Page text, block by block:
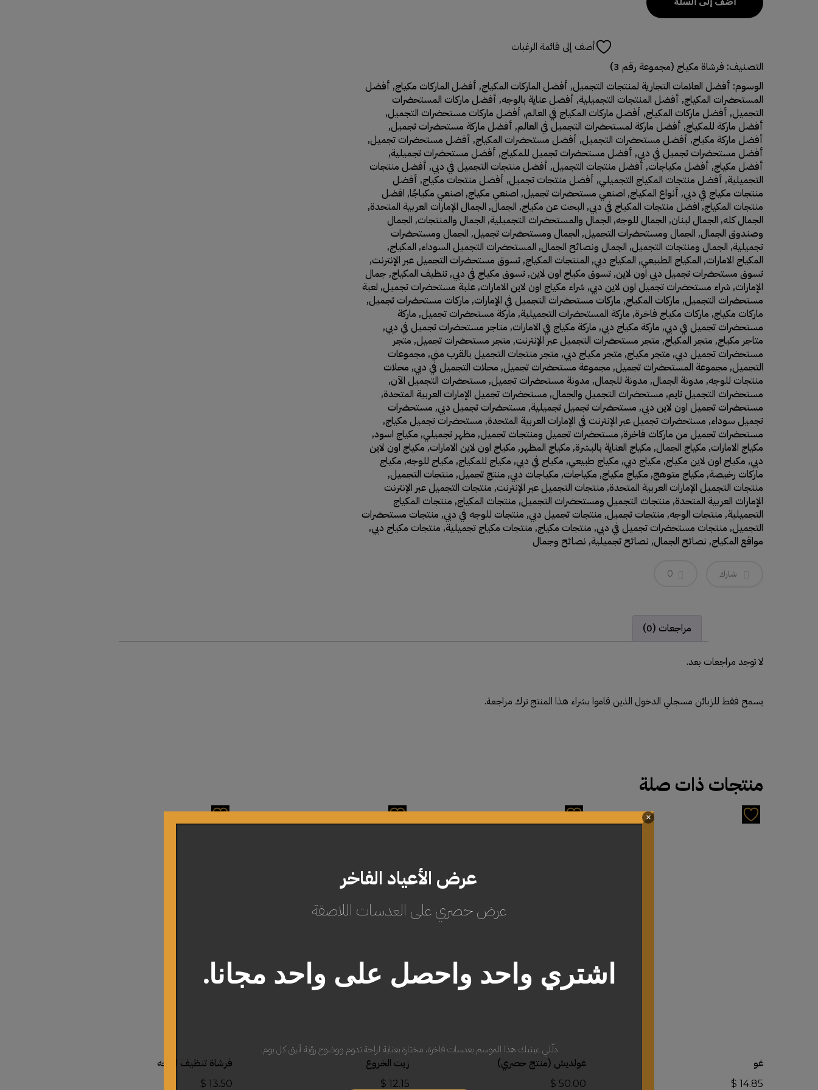
أضف إلى قائمة الرغبات
التصنيف: فرشاة مكياج (مجموعة رقم 3)
الوسوم: أفضل العلامات التجارية لمنتجات التجميل, أفضل الماركات المكياج, أفضل الماركات مكياج, أفضل
المستحضرات المكياج, أفضل المنتجات التجميلية, أفضل عناية بالوجه, أفضل ماركات المستحضرات
التجميل, أفضل ماركات المكياج, أفضل ماركات المكياج في العالم, أفضل ماركات مستحضرات التجميل,
أفضل ماركة للمكياج, أفضل ماركة لمستحضرات التجميل في العالم, أفضل ماركة مستحضرات تجميل,
أفضل ماركة مكياج, أفضل مستحضرات التجميل, أفضل مستحضرات المكياج, أفضل مستحضرات تجميل,
أفضل مستحضرات تجميل في دبي, أفضل مستحضرات تجميل للمكياج, أفضل مستحضرات تجميلية,
أفضل مكياج, أفضل مكياجات, أفضل منتجات التجميل, أفضل منتجات التجميل في دبي, أفضل منتجات
التجميلية, أفضل منتجات المكياج التجميلي, أفضل منتجات تجميل, أفضل منتجات مكياج, أفضل
منتجات مكياج في دبي, أنواع المكياج, اصنعي مستحضرات تجميل, اصنعي مكياج, اصنعي مكياجًا, افضل
منتجات المكياج, افضل منتجات المكياج في دبي, البحث عن مكياج, الجمال, الجمال الإمارات العربية المتحدة,
الجمال كله, الجمال لبنان, الجمال للوجه, الجمال والمستحضرات التجميلية, الجمال والمنتجات, الجمال
وصندوق الجمال, الجمال ومستحضرات التجميل, الجمال ومستحضرات تجميل, الجمال ومستحضرات
تجميلية, الجمال ومنتجات التجميل, الجمال ونصائح الجمال, المستحضرات التجميل السوداء, المكياج,
المكياج الامارات, المكياج الطبيعي, المكياج دبي, المنتجات المكياج,تسوق مستحضرات التجميل عبر الإنترنت,
تسوق مستحضرات تجميل دبي اون لاين,تسوق مكياج اون لاين,تسوق مكياج في دبي,تنظيف المكياج,جمال
الإمارات, شراء مستحضرات تجميل اون لاين دبي, شراء مكياج اون لاين الامارات,علبة مستحضرات تجميل, لعبة
مستحضرات التجميل, ماركات المكياج, ماركات مستحضرات التجميل في الإمارات, ماركات مستحضرات تجميل,
ماركات مكياج, ماركات مكياج فاخرة, ماركة المستحضرات التجميلية, ماركة مستحضرات تجميل, ماركة
مستحضرات تجميل في دبي, ماركة مكياج دبي, ماركة مكياج في الامارات, متاجر مستحضرات تجميل في دبي,
متاجر مكياج, متجر المكياج, متجر مستحضرات التجميل عبر الإنترنت, متجر مستحضرات تجميل, متجر
مستحضرات تجميل دبي, متجر مكياج, متجر مكياج دبي, متجر منتجات التجميل بالقرب مني, مجموعات
التجميل, مجموعة المستحضرات تجميل, مجموعة مستحضرات تجميل, محلات التجميل في دبي, محلات
منتجات للوجه, مدونة الجمال, مدونة للجمال, مدونة مستحضرات تجميل, مستحضرات التجميل الآن,
مستحضرات التجميل تايم, مستحضرات التجميل والجمال, مستحضرات تجميل الإمارات العربية المتحدة,
مستحضرات تجميل اون لاين دبي, مستحضرات تجميل تجميلية, مستحضرات تجميل دبي, مستحضرات
تجميل سوداء, مستحضرات تجميل عبر الإنترنت في الإمارات العربية المتحدة, مستحضرات تجميل مكياج,
مستحضرات تجميل من ماركات فاخرة, مستحضرات تجميل ومنتجات تجميل, مظهر تجميلي, مكياج اسود,
مكياج الامارات, مكياج الجمال, مكياج العناية بالبشرة, مكياج المظهر, مكياج اون لاين الامارات, مكياج اون لاين
دبي, مكياج اون لاين مكياج, مكياج دبي, مكياج طبيعي, مكياج في دبي, مكياج للمكياج, مكياج للوجه, مكياج
ماركات رخيصة, مكياج متوهج, مكياج مكياج, مكياجات, مكياجات دبي, منتج تجميل, منتجات التجميل,
منتجات التجميل الإمارات العربية المتحدة, منتجات التجميل عبر الإنترنت, منتجات التجميل عبر الإنترنت
الإمارات العربية المتحدة, منتجات التجميل ومستحضرات التجميل, منتجات المكياج, منتجات المكياج
التجميلية, منتجات الوجه, منتجات تجميل, منتجات تجميل دبي, منتجات للوجه في دبي, منتجات مستحضرات
التجميل, منتجات مستحضرات تجميل في دبي, منتجات مكياج, منتجات مكياج تجميلية, منتجات مكياج دبي,
مواقع المكياج, نصائح الجمال, نصائح تجميلية, نصائح وجمال
شارك 0
مراجعات (0)
لا توجد مراجعات بعد.
يسمح فقط للزبائن مسجلي الدخول الذين قاموا بشراء هذا المنتج ترك مراجعة.
منتجات ذات صلة
غو
$ 14.85
أضف إلى السلةغولديش (منتج حصري)
$ 50.00
أضف إلى السلة زيت الخروع
$ 12.15
فرشاة تنظيف الوجه
$ 13.50
عرض الأعياد الفاخر
عرض حصري على العدسات اللاصقة
اشتري واحد واحصل على واحد مجانا.
دلّلي عينيك هذا الموسم بعدسات فاخرة، مختارة بعناية لراحة تدوم ووضوح رؤية أنيق كل يوم.
×